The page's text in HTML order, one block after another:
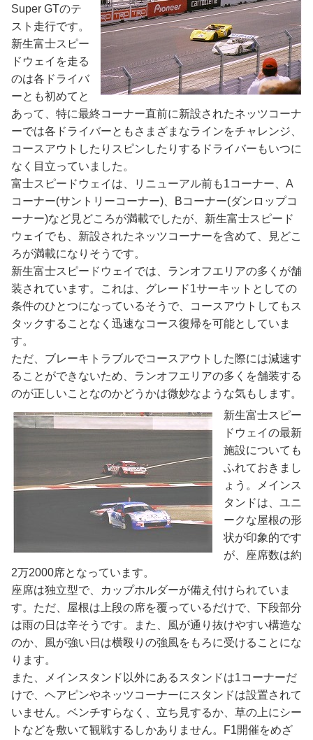
Super GTのテ
スト走行です。
新生富士スピー
ドウェイを走る
のは各ドライバ
ーとも初めてと
あって、特に最終コーナー直前に新設されたネッツコーナ
ーでは各ドライバーともさまざまなラインをチャレンジ、
コースアウトしたりスピンしたりするドライバーもいつに
なく目立っていました。
富士スピードウェイは、リニューアル前も1コーナー、A
コーナー(サントリーコーナー)、Bコーナー(ダンロップコ
ーナー)など見どころが満載でしたが、新生富士スピード
ウェイでも、新設されたネッツコーナーを含めて、見どこ
ろが満載になりそうです。
新生富士スピードウェイでは、ランオフエリアの多くが舗
装されています。これは、グレード1サーキットとしての
条件のひとつになっているそうで、コースアウトしてもス
タックすることなく迅速なコース復帰を可能としていま
す。
ただ、ブレーキトラブルでコースアウトした際には減速す
ることができないため、ランオフエリアの多くを舗装する
のが正しいことなのかどうかは微妙なような気もします。
新生富士スピー
ドウェイの最新
施設についても
ふれておきまし
ょう。メインス
タンドは、ユニ
ークな屋根の形
状が印象的です
が、座席数は約
2万2000席となっています。
座席は独立型で、カップホルダーが備え付けられていま
す。ただ、屋根は上段の席を覆っているだけで、下段部分
は雨の日は辛そうです。また、風が通り抜けやすい構造な
のか、風が強い日は横殴りの強風をもろに受けることにな
ります。
また、メインスタンド以外にあるスタンドは1コーナーだ
けで、ヘアピンやネッツコーナーにスタンドは設置されて
いません。ベンチすらなく、立ち見するか、草の上にシー
トなどを敷いて観戦するしかありません。F1開催をめざ